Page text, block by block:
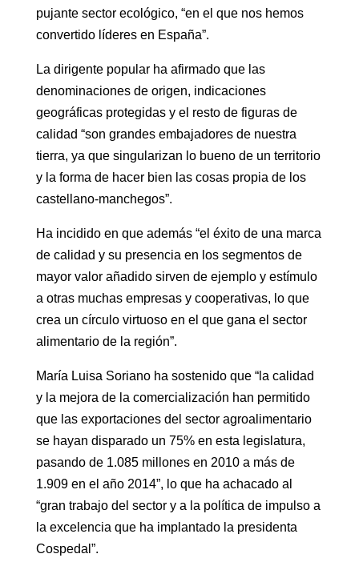
pujante sector ecológico, “en el que nos hemos
convertido líderes en España”.
La dirigente popular ha afirmado que las
denominaciones de origen, indicaciones
geográficas protegidas y el resto de figuras de
calidad “son grandes embajadores de nuestra
tierra, ya que singularizan lo bueno de un territorio
y la forma de hacer bien las cosas propia de los
castellano-manchegos”.
Ha incidido en que además “el éxito de una marca
de calidad y su presencia en los segmentos de
mayor valor añadido sirven de ejemplo y estímulo
a otras muchas empresas y cooperativas, lo que
crea un círculo virtuoso en el que gana el sector
alimentario de la región”.
María Luisa Soriano ha sostenido que “la calidad
y la mejora de la comercialización han permitido
que las exportaciones del sector agroalimentario
se hayan disparado un 75% en esta legislatura,
pasando de 1.085 millones en 2010 a más de
1.909 en el año 2014”, lo que ha achacado al
“gran trabajo del sector y a la política de impulso a
la excelencia que ha implantado la presidenta
Cospedal”.